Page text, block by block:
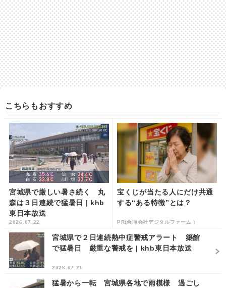
こちらもおすすめ
宮城県で厳しい暑さ続く 丸
森は３日連続で猛暑日 | khb
東日本放送
2026.07.22
宝くじが当たる人にだけ共通
する“ある特徴”とは？
PR(合同会社デジタルファーム )
宮城県で２日連続熱中症警戒アラート 築館
で猛暑日 厳重な警戒を | khb東日本放送
2026.07.21
猛暑から一転 宮城県各地で雨模様 過ごし